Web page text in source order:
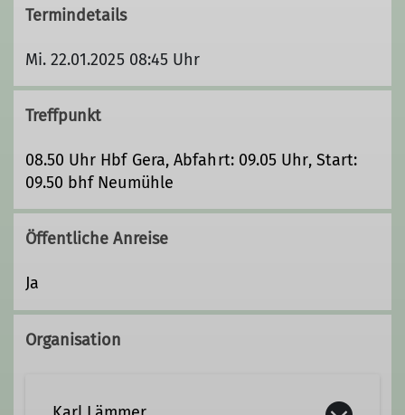
Termindetails
Mi. 22.01.2025 08:45 Uhr
Treffpunkt
08.50 Uhr Hbf Gera, Abfahrt: 09.05 Uhr, Start:
09.50 bhf Neumühle
Öffentliche Anreise
Ja
Organisation